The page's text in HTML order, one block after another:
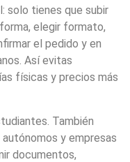
solo tienes que subir
elegir formato,
el pedido y en
Así evitas
físicas y precios más
También
y empresas
documentos,